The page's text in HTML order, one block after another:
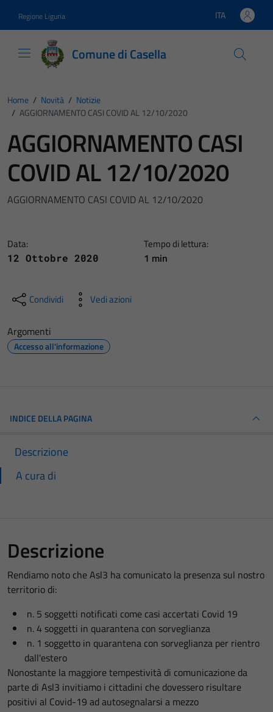
Regione Liguria Lingua attiva:
ITA
Comune di Casella
Home / Novità / Notizie
/ AGGIORNAMENTO CASI COVID AL 12/10/2020
AGGIORNAMENTO CASI
COVID AL 12/10/2020
AGGIORNAMENTO CASI COVID AL 12/10/2020
Data:
12 Ottobre 2020
Tempo di lettura:
1 min
Condividi Vedi azioni
Argomenti
Accesso all'informazione
INDICE DELLA PAGINA
Descrizione
A cura di
Descrizione
Rendiamo noto che Asl3 ha comunicato la presenza sul nostro
territorio di:
n. 5 soggetti notificati come casi accertati Covid 19
n. 4 soggetti in quarantena con sorveglianza
n. 1 soggetto in quarantena con sorveglianza per rientro
dall'estero
Nonostante la maggiore tempestività di comunicazione da
parte di Asl3 invitiamo i cittadini che dovessero risultare
positivi al Covid-19 ad autosegnalarsi a mezzo